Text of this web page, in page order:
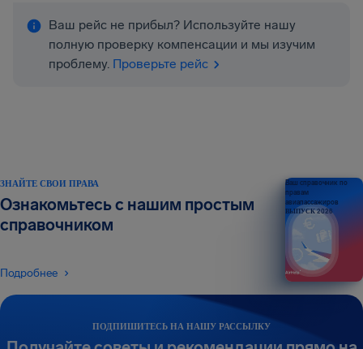
Ваш рейс не прибыл? Используйте нашу
полную проверку компенсации и мы изучим
проблему. Проверьте рейс
ПОДПИШИТЕСЬ НА НАШУ РАССЫЛКУ
ЗНАЙТЕ СВОИ ПРАВА
Ознакомьтесь с нашим простым
справочником
Подробнее
Ваш справочник по
правам
авиапассажиров
ВЫПУСК 2026